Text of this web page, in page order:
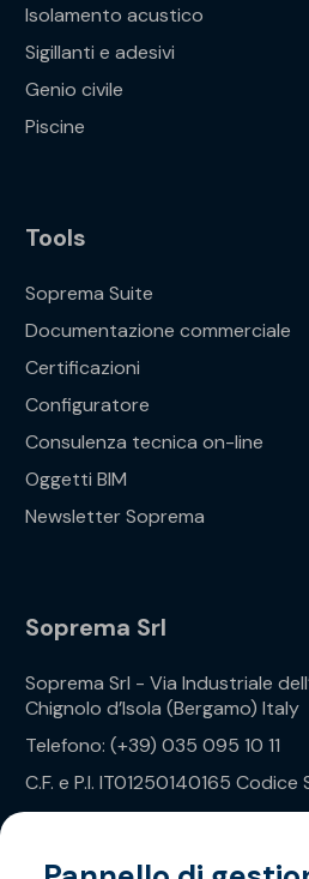
Isolamento acustico
Sigillanti e adesivi
Genio civile
Piscine
Tools
Soprema Suite
Documentazione commerciale
Certificazioni
Configuratore
Consulenza tecnica on-line
Oggetti BIM
Newsletter Soprema
Soprema Srl
Soprema Srl - Via Industriale
Chignolo d’Isola (Bergamo) Italy
Telefono: (+39) 035 095 10 11
C.F. e P.I. IT01250140165
Privacy Policy